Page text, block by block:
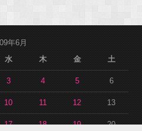
年6月
水 木 金 土
3 4 5 6
10 11 12 13
17 18 19 20